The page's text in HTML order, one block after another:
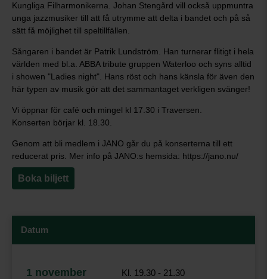
Kungliga Filharmonikerna. Johan Stengård vill också uppmuntra
unga jazzmusiker till att få utrymme att delta i bandet och på så
sätt få möjlighet till speltillfällen.
Sångaren i bandet är Patrik Lundström. Han turnerar flitigt i hela
världen med bl.a. ABBA tribute gruppen Waterloo och syns alltid
i showen "Ladies night". Hans röst och hans känsla för även den
här typen av musik gör att det sammantaget verkligen svänger!
Vi öppnar för café och mingel kl 17.30 i Traversen.
Konserten börjar kl. 18.30.
Genom att bli medlem i JANO går du på konserterna till ett
reducerat pris. Mer info på JANO:s hemsida: https://jano.nu/
Boka biljett
Datum
1 november Kl. 19.30 - 21.30